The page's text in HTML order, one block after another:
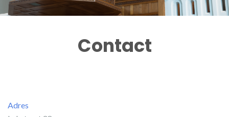
Contact
Adres